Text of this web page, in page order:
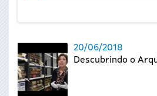
20/06/2018
Descubrindo o